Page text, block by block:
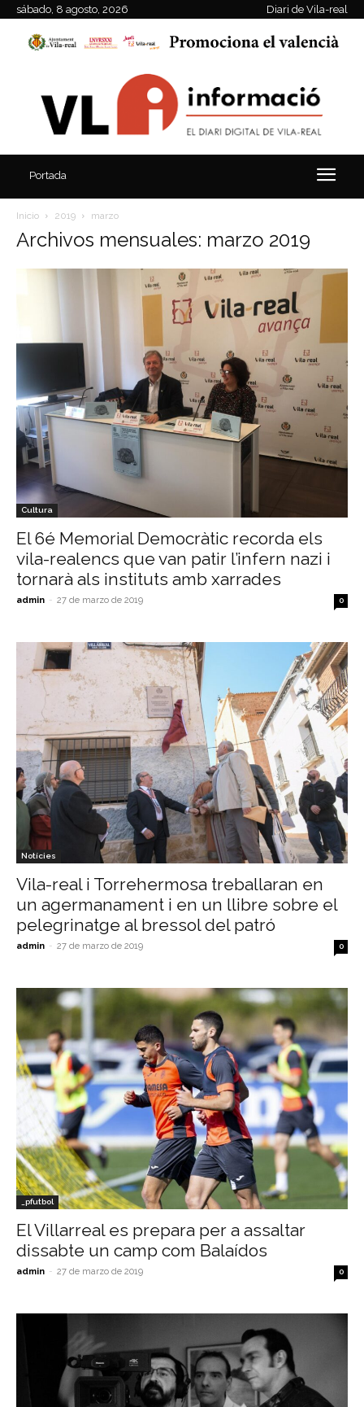
sábado, 8 agosto, 2026 Diari de Vila-real
Portada
Inicio 2019 marzo
Archivos mensuales: marzo 2019
Cultura
El 6é Memorial Democràtic recorda els
vila-realencs que van patir l’infern nazi i
tornarà als instituts amb xarrades
admin - 27 de marzo de 2019 0
Notícies
Vila-real i Torrehermosa treballaran en
un agermanament i en un llibre sobre el
pelegrinatge al bressol del patró
admin - 27 de marzo de 2019 0
_pfutbol
El Villarreal es prepara per a assaltar
dissabte un camp com Balaídos
admin - 27 de marzo de 2019 0